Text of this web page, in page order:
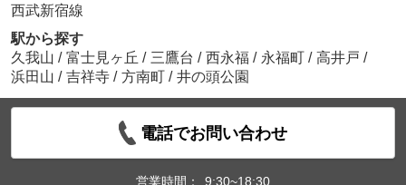
西武新宿線
駅から探す
久我山 / 富士見ヶ丘 / 三鷹台 / 西永福 / 永福町 / 高井戸 /
浜田山 / 吉祥寺 / 方南町 / 井の頭公園
電話でお問い合わせ
営業時間：
9:30~18:30